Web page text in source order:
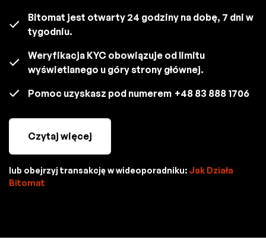
Bitomat jest otwarty 24 godziny na dobę, 7 dni w
tygodniu.
Weryfikacja KYC obowiązuje od limitu
wyświetlanego u góry strony głównej.
Pomoc uzyskasz pod numerem +48 83 888 1706
Czytaj więcej
lub obejrzyj transakcję w wideoporadniku: Jak Działa
Bitomat